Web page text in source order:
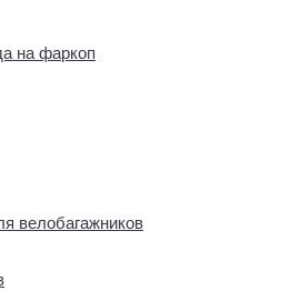
на фаркоп
велобагажников